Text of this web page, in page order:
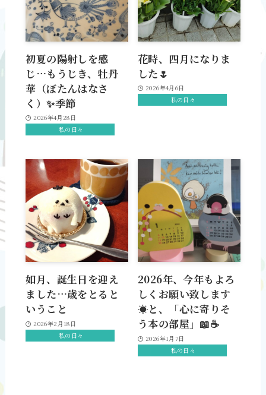
初夏の陽射しを感
じ…もうじき、牡丹
華（ぼたんはなさ
く）✨季節
2026年4月28日
私の日々
花時、四月になりま
した🌷
2026年4月6日
私の日々
如月、誕生日を迎え
ました…歳をとると
いうこと
2026年2月18日
私の日々
2026年、今年もよろ
しくお願い致します
☀️と、「心に寄りそ
う本の部屋」📖☕️
2026年1月7日
私の日々